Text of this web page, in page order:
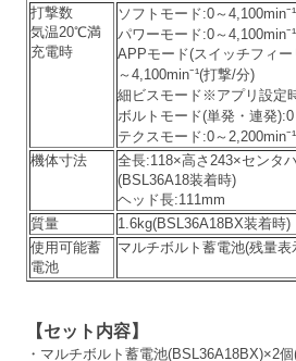
打撃数
気温20℃満
充電時
ソフトモード:0～
パワーモード:0～
APPモード(スイッチフィ
～4,100min⁻¹(打撃/分)
細ビスモード※アプリ設定
ボルトモード(単発・連発):
テクスモード:0～
機体寸法
全長:118×高さ243×センタ
(BSL36A18装着時)
ヘッド長:111mm
質量
1.6kg(BSL36A18BX装着時)
使用可能蓄
電池
マルチボルト蓄電池(残量表
【セット内容】
・マルチボルト蓄電池(BSL36A18BX)×2